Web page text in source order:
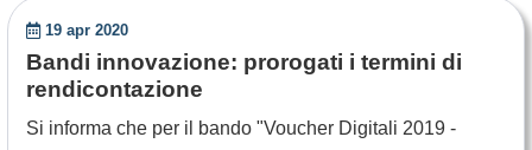
19 apr 2020
Bandi innovazione: prorogati i termini di
rendicontazione
Si informa che per il bando "Voucher Digitali 2019 -